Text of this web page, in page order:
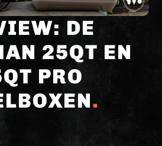
DE
25QT EN
PRO